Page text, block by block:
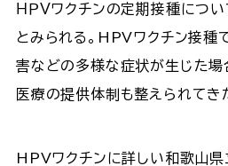
ＨＰＶワクチンの定期接種につ
とみられる。HPVワクチン接種
害などの多様な症状が生じた
医療の提供体制も整えられてき
HPVワクチンに詳しい和歌山